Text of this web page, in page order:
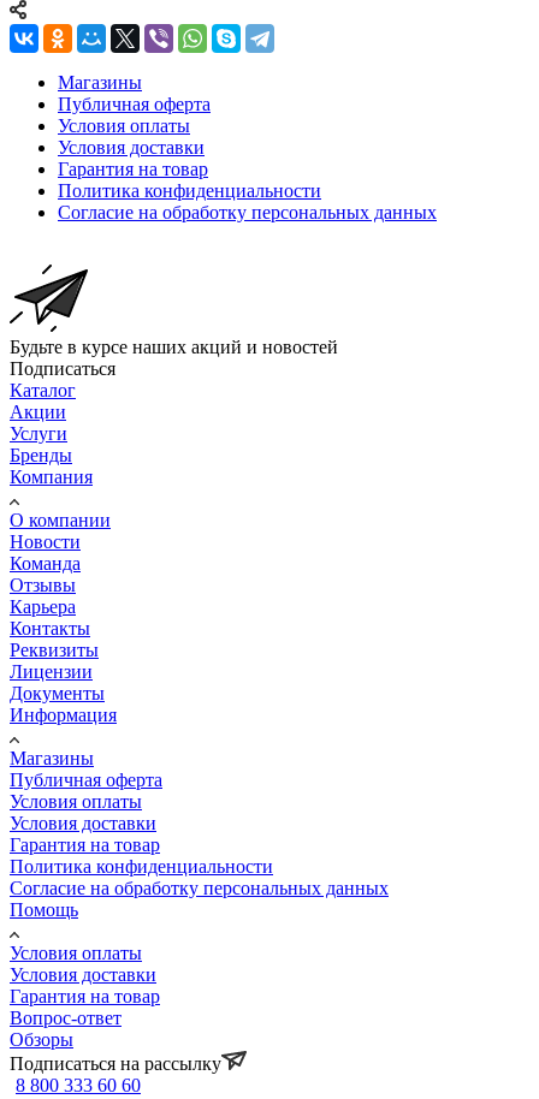
Магазины
Публичная оферта
Условия оплаты
Условия доставки
Гарантия на товар
Политика конфиденциальности
Согласие на обработку персональных данных
Будьте в курсе наших акций и новостей
Подписаться
Каталог
Акции
Услуги
Бренды
Компания
О компании
Новости
Команда
Отзывы
Карьера
Контакты
Реквизиты
Лицензии
Документы
Информация
Магазины
Публичная оферта
Условия оплаты
Условия доставки
Гарантия на товар
Политика конфиденциальности
Согласие на обработку персональных данных
Помощь
Условия оплаты
Условия доставки
Гарантия на товар
Вопрос-ответ
Обзоры
Подписаться на рассылку
8 800 333 60 60